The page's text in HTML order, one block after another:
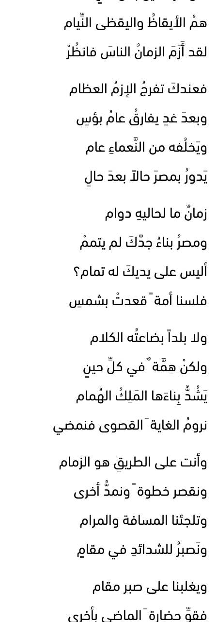
همُ الأيقاظُ واليقظى النِّيام
لقد أَزَمَ الزمانُ الناسَ فانظُرْ
فعندكَ تفرجُ الإزمُ العظام
وبعدَ غدٍ يفارقُ عامُ بؤسٍ
ويَخلُفه من النَّعماءِ عام
يَدورُ بمصرَ حالاً بعدَ حالٍ
زمانٌ ما لحاليهِ دوام
ومصرُ بناءُ جدَّكَ لم يتممْ
أليس على يديكَ له تمام؟
فلسنا أمة ً قعدتْ بشمسٍ
ولا بلداً بضاعتُه الكلام
ولكنْ هِمَّة ٌ في كلِّ حينٍ
يَشُدُّ بِناءَها المَلِكُ الهُمام
نرومُ الغاية َ القصوى فنمضي
وأنت على الطريقِ هو الزمام
ونقصر خطوة ً ونمدُّ أخرى
وتلجئنا المسافة والمرام
ونَصبرُ للشدائدِ في مقامٍ
ويغلبنا على صبر مقام
فقوِّ حضارة َ الماضي بأخرى